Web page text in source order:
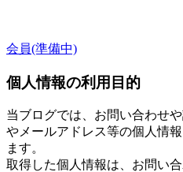
会員(準備中)
個人情報の利用目的
当ブログでは、お問い合わせ
やメールアドレス等の個人情
ます。
取得した個人情報は、お問い